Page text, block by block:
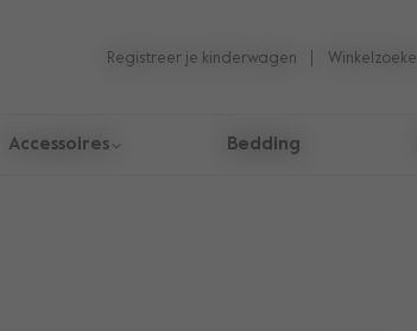
Registreer je kinderwagen
Accessoires Bedding